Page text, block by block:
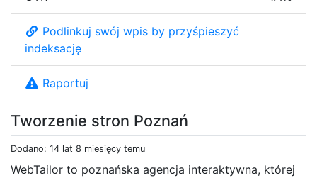
Tworzenie stron Poznań
Dodano: 14 lat 8 miesięcy temu
WebTailor to poznańska agencja interaktywna, której
Podlinkuj swój wpis by przyśpieszyć
indeksację
Raportuj